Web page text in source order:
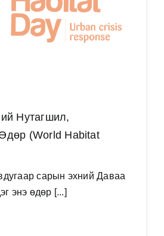
Нутагшил,
(World Habitat
сарын эхний Даваа
энэ өдөр [...]